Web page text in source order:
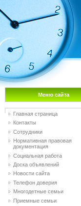
Меню сайта
Главная страница
Контакты
Сотрудники
Нормативная правовая
документация
Социальная работа
Доска объявлений
Новости сайта
Телефон доверия
Многодетные семьи
Приемные семьи